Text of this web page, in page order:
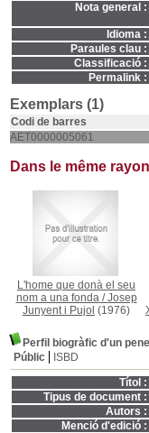
Nota general :
Idioma :
Paraules clau :
Classificació :
Permalink :
Exemplars (1)
Codi de barres
AET0000005061
Dans le même rayon
L'home que donà el seu
nom a una fonda/Josep
Junyent i Pujol (1976)
Perfil biogràfic d'un
Públic
ISBD
Títol :
Tipus de document :
Autors :
Menció d'edició :